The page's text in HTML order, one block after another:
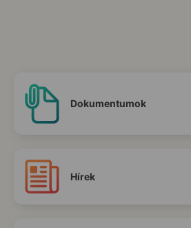
Dokumentumok
Hírek